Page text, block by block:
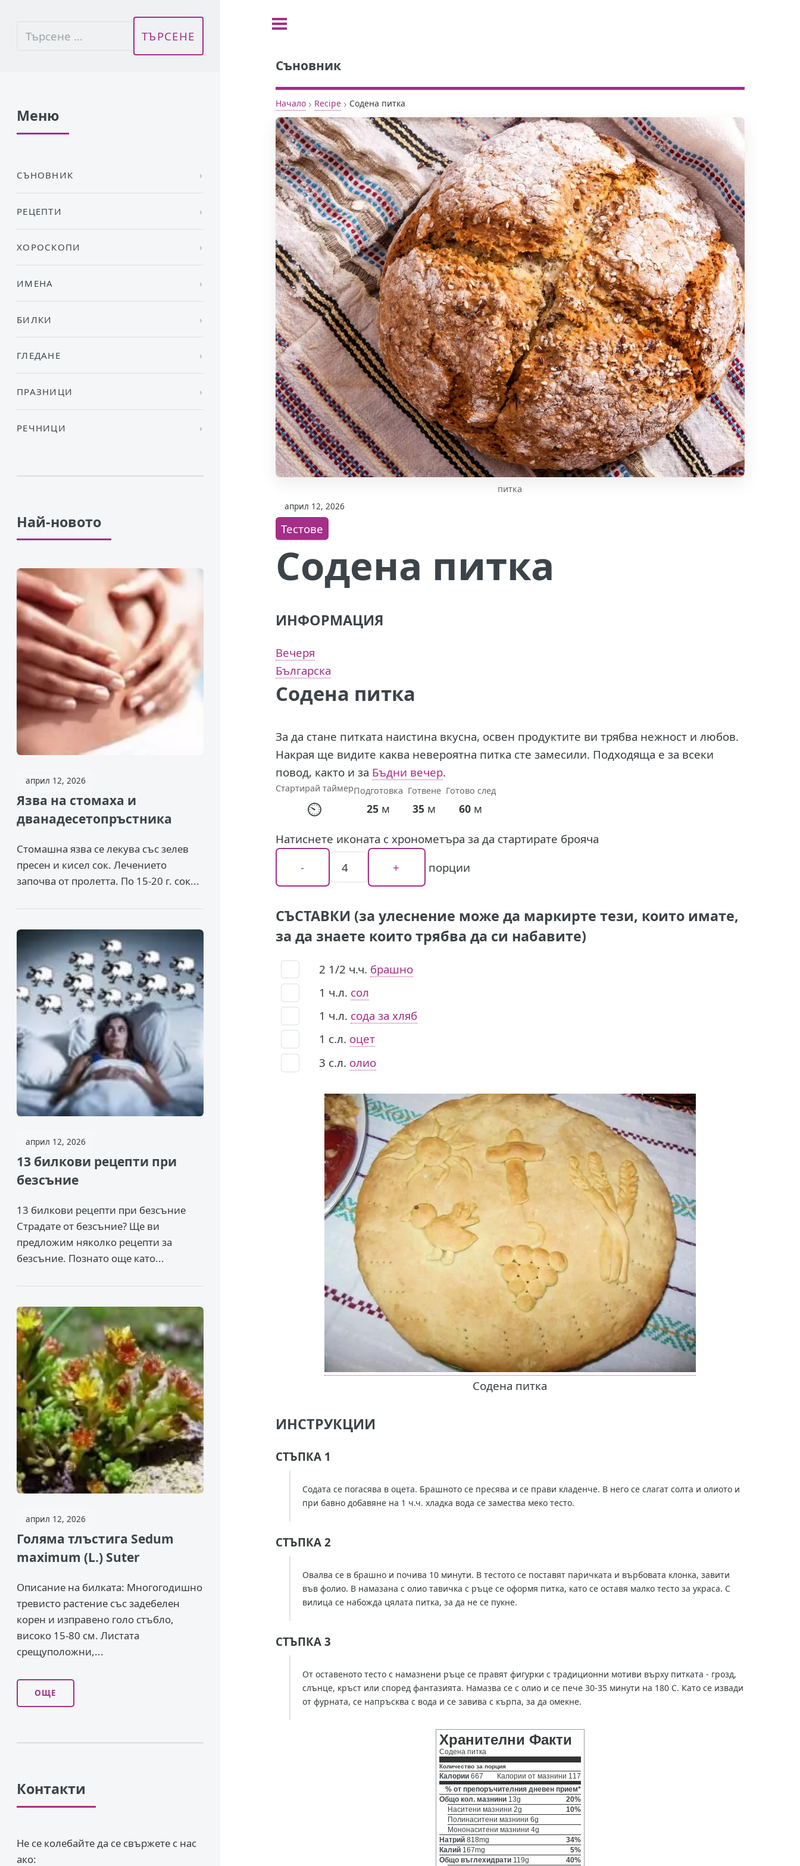
Съновник
Начало › Recipe › Содена питка
питка
април 12, 2026
Тестове
Содена питка
ИНФОРМАЦИЯ
Вечеря
Българска
Содена питка
За да стане питката наистина вкусна, освен продуктите ви трябва нежност и любов.
Накрая ще видите каква невероятна питка сте замесили. Подходяща е за всеки
повод, както и за Бъдни вечер
Стартирай таймер
⏲
Подготовка
25м
Готвене
35 м
Готово след
60 м
Натиснете иконата с хронометъра за да стартирате брояча
порции
СЪСТАВКИ (за улеснение може да маркирте тези, които имате,
за да знаете които трябва да си набавите)
2 1/2 ч.ч. брашно
1 ч.л. сол
1 ч.л. сода за хляб
1 с.л. оцет
3 с.л. олио
Содена питка
ИНСТРУКЦИИ
СТЪПКА 1
Содата се погасява в оцета. Брашното се пресява и се прави кладенче. В него се слагат солта и олиото и
при бавно добавяне на 1 ч.ч. хладка вода се замества меко тесто.
СТЪПКА 2
Овалва се в брашно и почива 10 минути. В тестото се поставят паричката и върбовата клонка, завити
във фолио. В намазана с олио тавичка с ръце се оформя питка, като се оставя малко тесто за украса. С
вилица се набожда цялата питка, за да не се пукне.
СТЪПКА 3
От оставеното тесто с намазнени ръце се правят фигурки с традиционни мотиви върху питката - грозд,
слънце, кръст или според фантазията. Намазва се с олио и се пече 30-35 минути на 180 С. Като се извади
от фурната, се напръсква с вода и се завива с кърпа, за да омекне.
Хранителни Факти
Содена питка
Количество за порция
Калории667
Калории от мазнини 117
% от препоръчителния дневен прием*
Общо кол. мазнини13g
20%
Наситени мазнини 2g
10%
Полинаситени мазнини 6g
Мононаситени мазнини 4g
Натрий818mg
34%
Калий167mg
5%
Общо въглехидрати119g
40%
Меню
СЪНОВНИК
РЕЦЕПТИ
ХОРОСКОПИ
ИМЕНА
БИЛКИ
ГЛЕДАНЕ
ПРАЗНИЦИ
РЕЧНИЦИ
Най-новото
април 12, 2026
Язва на стомаха и
дванадесетопръстника
Стомашна язва се лекува със зелев
пресен и кисел сок. Лечението
започва от пролетта. По 15-20 г. сок...
април 12, 2026
13 билкови рецепти при
безсъние
13 билкови рецепти при безсъние
Страдате от безсъние? Ще ви
предложим няколко рецепти за
безсъние. Познато още като...
април 12, 2026
Голяма тлъстига Sedum
maximum (L.) Suter
Описание на билката: Многогодишно
тревисто растение със задебелен
корен и изправено го­ло стъбло,
високо 15-80 см. Листата
срещуположни,...
ОЩЕ
Контакти
Не се колебайте да се свържете с нас
ако: